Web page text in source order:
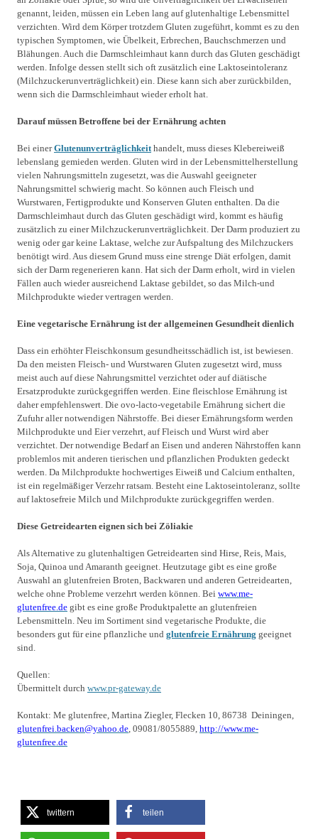
genannt, leiden, müssen ein Leben lang auf glutenhaltige Lebensmittel
verzichten. Wird dem Körper trotzdem Gluten zugeführt, kommt es zu den
typischen Symptomen, wie Übelkeit, Erbrechen, Bauchschmerzen und
Blähungen. Auch die Darmschleimhaut kann durch das Gluten geschädigt
werden. Infolge dessen stellt sich oft zusätzlich eine Laktoseintoleranz
(Milchzuckerunverträglichkeit) ein. Diese kann sich aber zurückbilden,
wenn sich die Darmschleimhaut wieder erholt hat.
Darauf müssen Betroffene bei der Ernährung achten
Bei einerGlutenunverträglichkeithandelt, muss dieses Klebereiweiß
lebenslang gemieden werden. Gluten wird in der Lebensmittelherstellung
vielen Nahrungsmitteln zugesetzt, was die Auswahl geeigneter
Nahrungsmittel schwierig macht. So können auch Fleisch und
Wurstwaren, Fertigprodukte und Konserven Gluten enthalten. Da die
Darmschleimhaut durch das Gluten geschädigt wird, kommt es häufig
zusätzlich zu einer Milchzuckerunverträglichkeit. Der Darm produziert zu
wenig oder gar keine Laktase, welche zur Aufspaltung des Milchzuckers
benötigt wird. Aus diesem Grund muss eine strenge Diät erfolgen, damit
sich der Darm regenerieren kann. Hat sich der Darm erholt, wird in vielen
Fällen auch wieder ausreichend Laktase gebildet, so das Milch-und
Milchprodukte wieder vertragen werden.
Eine vegetarische Ernährung ist der allgemeinen Gesundheit dienlich
Dass ein erhöhter Fleischkonsum gesundheitsschädlich ist, ist bewiesen.
Da den meisten Fleisch- und Wurstwaren Gluten zugesetzt wird, muss
meist auch auf diese Nahrungsmittel verzichtet oder auf diätische
Ersatzprodukte zurückgegriffen werden. Eine fleischlose Ernährung ist
daher empfehlenswert. Die ovo-lacto-vegetabile Ernährung sichert die
Zufuhr aller notwendigen Nährstoffe. Bei dieser Ernährungsform werden
Milchprodukte und Eier verzehrt, auf Fleisch und Wurst wird aber
verzichtet. Der notwendige Bedarf an Eisen und anderen Nährstoffen kann
problemlos mit anderen tierischen und pflanzlichen Produkten gedeckt
werden. Da Milchprodukte hochwertiges Eiweiß und Calcium enthalten,
ist ein regelmäßiger Verzehr ratsam. Besteht eine Laktoseintoleranz, sollte
auf laktosefreie Milch und Milchprodukte zurückgegriffen werden.
Diese Getreidearten eignen sich bei Zöliakie
Als Alternative zu glutenhaltigen Getreidearten sind Hirse, Reis, Mais,
Soja, Quinoa und Amaranth geeignet. Heutzutage gibt es eine große
Auswahl an glutenfreien Broten, Backwaren und anderen Getreidearten,
welche ohne Probleme verzehrt werden können. Bei www.me-
glutenfree.de gibt es eine große Produktpalette an glutenfreien
Lebensmitteln. Neu im Sortiment sind vegetarische Produkte, die
besonders gut für eine pflanzliche und glutenfreie Ernährung geeignet
sind.
Quellen:
Übermittelt durch www.pr-gateway.de
Kontakt: Me glutenfree, Martina Ziegler, Flecken 10, 86738 Deiningen,
glutenfrei.backen@yahoo.de, 09081/8055889, http://www.me-
glutenfree.de
twittern teilen